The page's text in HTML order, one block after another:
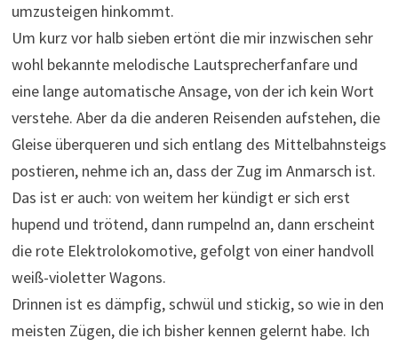
umzusteigen hinkommt.
Um kurz vor halb sieben ertönt die mir inzwischen sehr
wohl bekannte melodische Lautsprecherfanfare und
eine lange automatische Ansage, von der ich kein Wort
verstehe. Aber da die anderen Reisenden aufstehen, die
Gleise überqueren und sich entlang des Mittelbahnsteigs
postieren, nehme ich an, dass der Zug im Anmarsch ist.
Das ist er auch: von weitem her kündigt er sich erst
hupend und trötend, dann rumpelnd an, dann erscheint
die rote Elektrolokomotive, gefolgt von einer handvoll
weiß-violetter Wagons.
Drinnen ist es dämpfig, schwül und stickig, so wie in den
meisten Zügen, die ich bisher kennen gelernt habe. Ich